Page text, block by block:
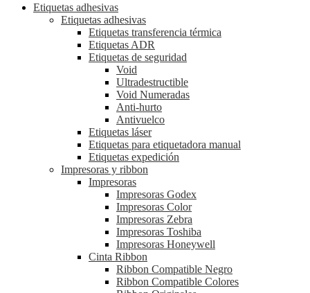
Etiquetas adhesivas
Etiquetas adhesivas
Etiquetas transferencia térmica
Etiquetas ADR
Etiquetas de seguridad
Void
Ultradestructible
Void Numeradas
Anti-hurto
Antivuelco
Etiquetas láser
Etiquetas para etiquetadora manual
Etiquetas expedición
Impresoras y ribbon
Impresoras
Impresoras Godex
Impresoras Color
Impresoras Zebra
Impresoras Toshiba
Impresoras Honeywell
Cinta Ribbon
Ribbon Compatible Negro
Ribbon Compatible Colores